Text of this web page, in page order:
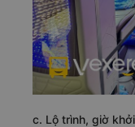
c. Lộ trình, giờ